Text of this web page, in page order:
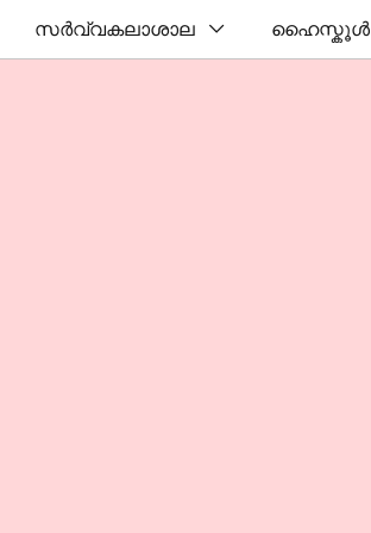
സർവ്വകലാശാല ഹൈസ്കൂൾ